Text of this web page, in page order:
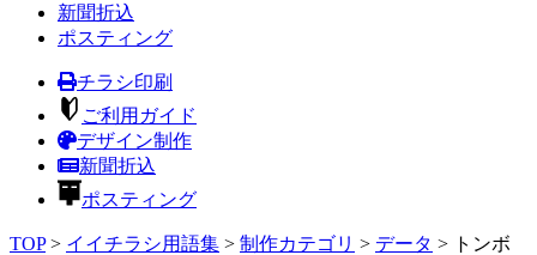
新聞折込
ポスティング
チラシ印刷
ご利用ガイド
デザイン制作
新聞折込
ポスティング
TOP> イイチラシ用語集 > 制作カテゴリ > データ > トンボ